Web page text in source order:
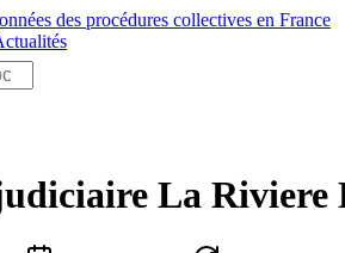
des procédures collectives en France
La Riviere